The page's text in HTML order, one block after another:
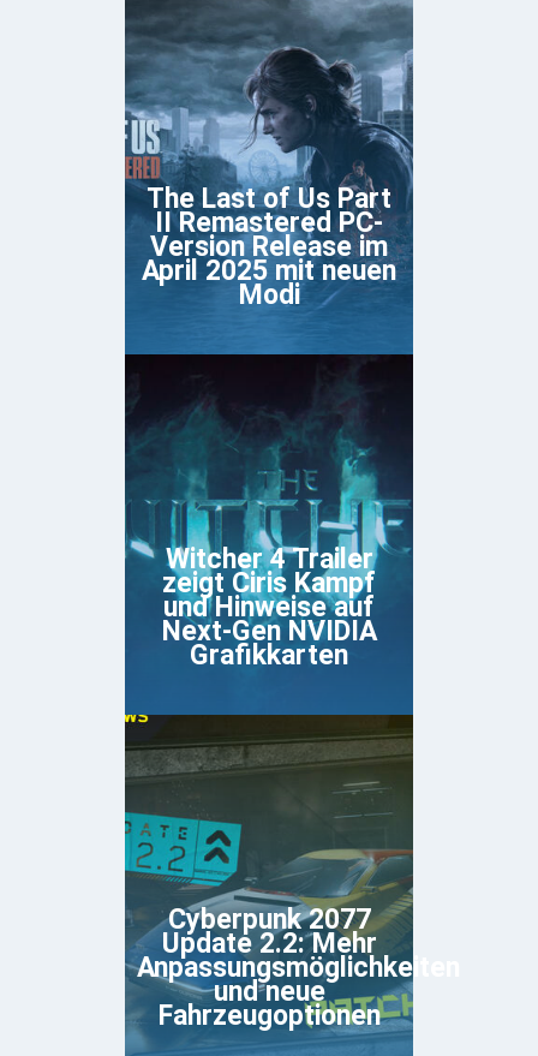
The Last of Us Part
II Remastered PC-
Version Release im
April 2025 mit neuen
Modi
Witcher 4 Trailer
zeigt Ciris Kampf
und Hinweise auf
Next-Gen NVIDIA
Grafikkarten
Cyberpunk 2077
Update 2.2: Mehr
Anpassungsmöglichkeiten
und neue
Fahrzeugoptionen